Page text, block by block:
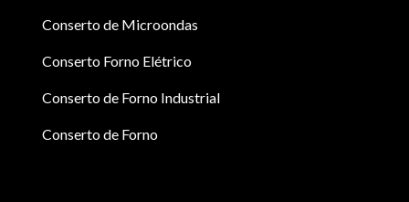
Conserto de Microondas
Conserto Forno Elétrico
Conserto de Forno Industrial
Conserto de Forno